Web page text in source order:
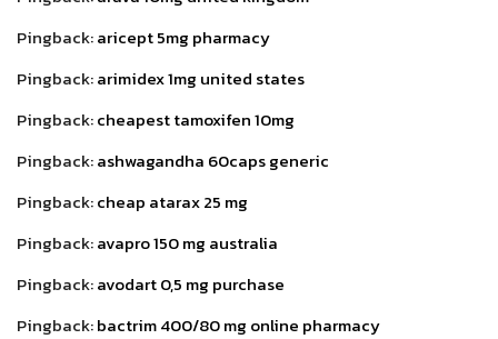
Pingback:aricept 5mg pharmacy
Pingback:arimidex 1mg united states
Pingback:cheapest tamoxifen 10mg
Pingback:ashwagandha 60caps generic
Pingback:cheap atarax 25 mg
Pingback:avapro 150 mg australia
Pingback:avodart 0,5 mg purchase
Pingback:bactrim 400/80 mg online pharmacy